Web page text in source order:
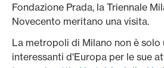
Fondazione Prada, la Triennale
Novecento meritano una visita.
La metropoli di Milano non è solo
interessanti d'Europa per le sue